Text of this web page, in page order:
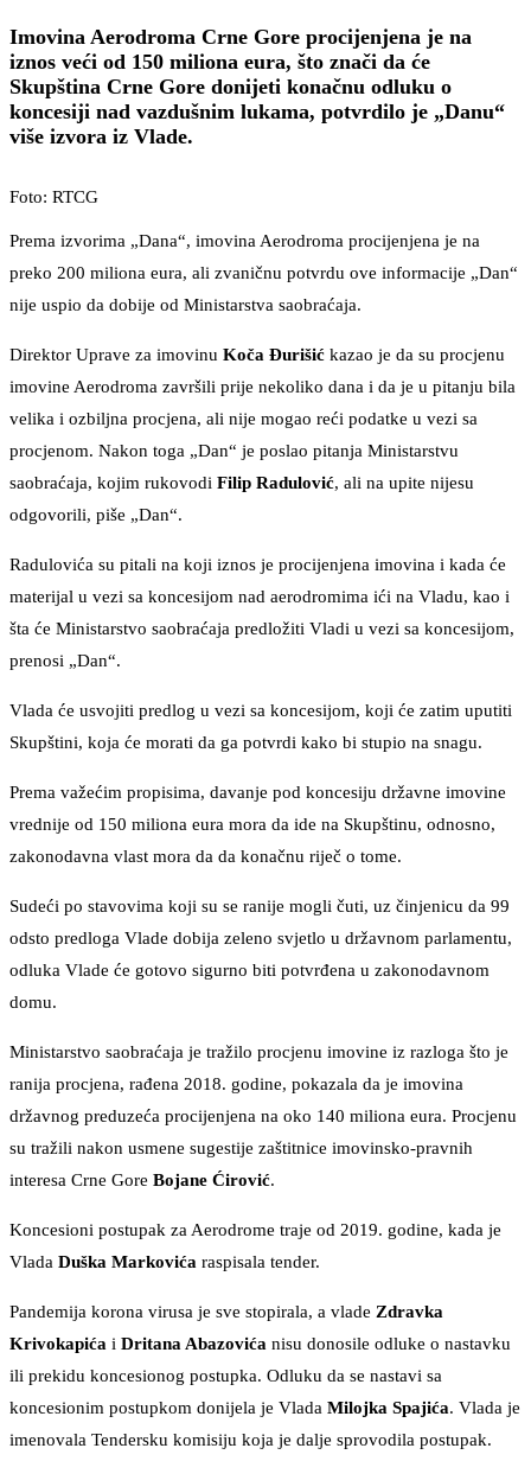
Imovina Aerodroma Crne Gore procijenjena je na
iznos veći od 150 miliona eura, što znači da će
Skupština Crne Gore donijeti konačnu odluku o
koncesiji nad vazdušnim lukama, potvrdilo je „Danu“
više izvora iz Vlade.
Foto: RTCG
Prema izvorima „Dana“, imovina Aerodroma procijenjena je na
preko 200 miliona eura, ali zvaničnu potvrdu ove informacije „Dan“
nije uspio da dobije od Ministarstva saobraćaja.
Direktor Uprave za imovinu Koča Đurišić kazao je da su procjenu
imovine Aerodroma završili prije nekoliko dana i da je u pitanju bila
velika i ozbiljna procjena, ali nije mogao reći podatke u vezi sa
procjenom. Nakon toga „Dan“ je poslao pitanja Ministarstvu
saobraćaja, kojim rukovodi Filip Radulović, ali na upite nijesu
odgovorili, piše „Dan“.
Radulovića su pitali na koji iznos je procijenjena imovina i kada će
materijal u vezi sa koncesijom nad aerodromima ići na Vladu, kao i
šta će Ministarstvo saobraćaja predložiti Vladi u vezi sa koncesijom,
prenosi „Dan“.
Vlada će usvojiti predlog u vezi sa koncesijom, koji će zatim uputiti
Skupštini, koja će morati da ga potvrdi kako bi stupio na snagu.
Prema važećim propisima, davanje pod koncesiju državne imovine
vrednije od 150 miliona eura mora da ide na Skupštinu, odnosno,
zakonodavna vlast mora da da konačnu riječ o tome.
Sudeći po stavovima koji su se ranije mogli čuti, uz činjenicu da 99
odsto predloga Vlade dobija zeleno svjetlo u državnom parlamentu,
odluka Vlade će gotovo sigurno biti potvrđena u zakonodavnom
domu.
Ministarstvo saobraćaja je tražilo procjenu imovine iz razloga što je
ranija procjena, rađena 2018. godine, pokazala da je imovina
državnog preduzeća procijenjena na oko 140 miliona eura. Procjenu
su tražili nakon usmene sugestije zaštitnice imovinsko-pravnih
interesa Crne Gore Bojane Ćirović.
Koncesioni postupak za Aerodrome traje od 2019. godine, kada je
Vlada Duška Markovića raspisala tender.
Pandemija korona virusa je sve stopirala, a vlade Zdravka
Krivokapića i Dritana Abazovića nisu donosile odluke o nastavku
ili prekidu koncesionog postupka. Odluku da se nastavi sa
koncesionim postupkom donijela je Vlada Milojka Spajića. Vlada je
imenovala Tendersku komisiju koja je dalje sprovodila postupak.